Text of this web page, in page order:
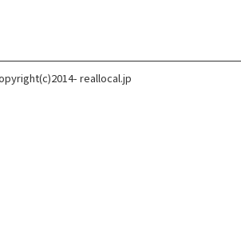
reallocal.jp